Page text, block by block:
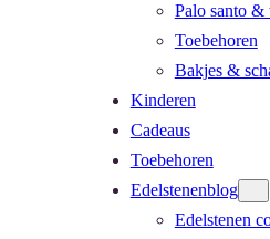
Palo santo
Toebehoren
Bakjes &
Kinderen
Cadeaus
Toebehoren
Edelstenenblog
Edelstenen